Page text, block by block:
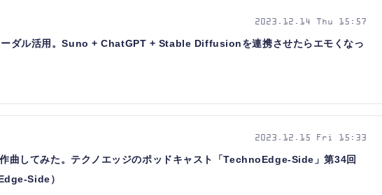
ダル活用。Suno + ChatGPT + Stable Diffusionを連携させたらエモくなっ
2023.12.14 Thu 15:57
曲してみた。テクノエッジのポッドキャスト「TechnoEdge-Side」第34回
Side）
2023.12.15 Fri 15:33